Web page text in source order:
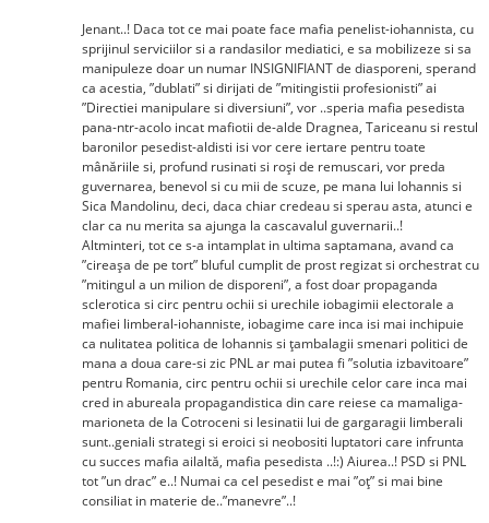
Jenant..! Daca tot ce mai poate face mafia penelist-iohannista, cu
sprijinul serviciilor si a randasilor mediatici, e sa mobilizeze si sa
manipuleze doar un numar INSIGNIFIANT de diasporeni, sperand
ca acestia, ”dublati” si dirijati de ”mitingistii profesionisti” ai
”Directiei manipulare si diversiuni”, vor ..speria mafia pesedista
pana-ntr-acolo incat mafiotii de-alde Dragnea, Tariceanu si restul
baronilor pesedist-aldisti isi vor cere iertare pentru toate
mânăriile si, profund rusinati si roși de remuscari, vor preda
guvernarea, benevol si cu mii de scuze, pe mana lui Iohannis si
Sica Mandolinu, deci, daca chiar credeau si sperau asta, atunci e
clar ca nu merita sa ajunga la cascavalul guvernarii..!
Altminteri, tot ce s-a intamplat in ultima saptamana, avand ca
”cireașa de pe tort” bluful cumplit de prost regizat si orchestrat cu
”mitingul a un milion de disporeni”, a fost doar propaganda
sclerotica si circ pentru ochii si urechile iobagimii electorale a
mafiei limberal-iohanniste, iobagime care inca isi mai inchipuie
ca nulitatea politica de Iohannis si țambalagii smenari politici de
mana a doua care-si zic PNL ar mai putea fi ”solutia izbavitoare”
pentru Romania, circ pentru ochii si urechile celor care inca mai
cred in abureala propagandistica din care reiese ca mamaliga-
marioneta de la Cotroceni si lesinatii lui de gargaragii limberali
sunt..geniali strategi si eroici si neobositi luptatori care infrunta
cu succes mafia ailaltă, mafia pesedista ..!:) Aiurea..! PSD si PNL
tot ”un drac” e..! Numai ca cel pesedist e mai ”oț” si mai bine
consiliat in materie de..”manevre”..!